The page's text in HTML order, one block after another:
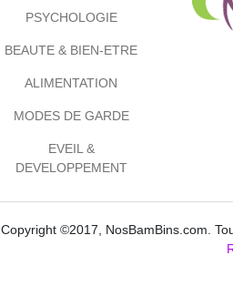
PSYCHOLOGIE
BEAUTE & BIEN-ETRE
ALIMENTATION
MODES DE GARDE
EVEIL &
DEVELOPPEMENT
Copyright ©2017, NosBamBins.com.